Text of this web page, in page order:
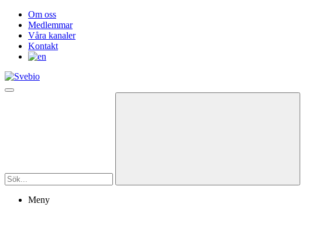
Om oss
Medlemmar
Våra kanaler
Kontakt
Meny